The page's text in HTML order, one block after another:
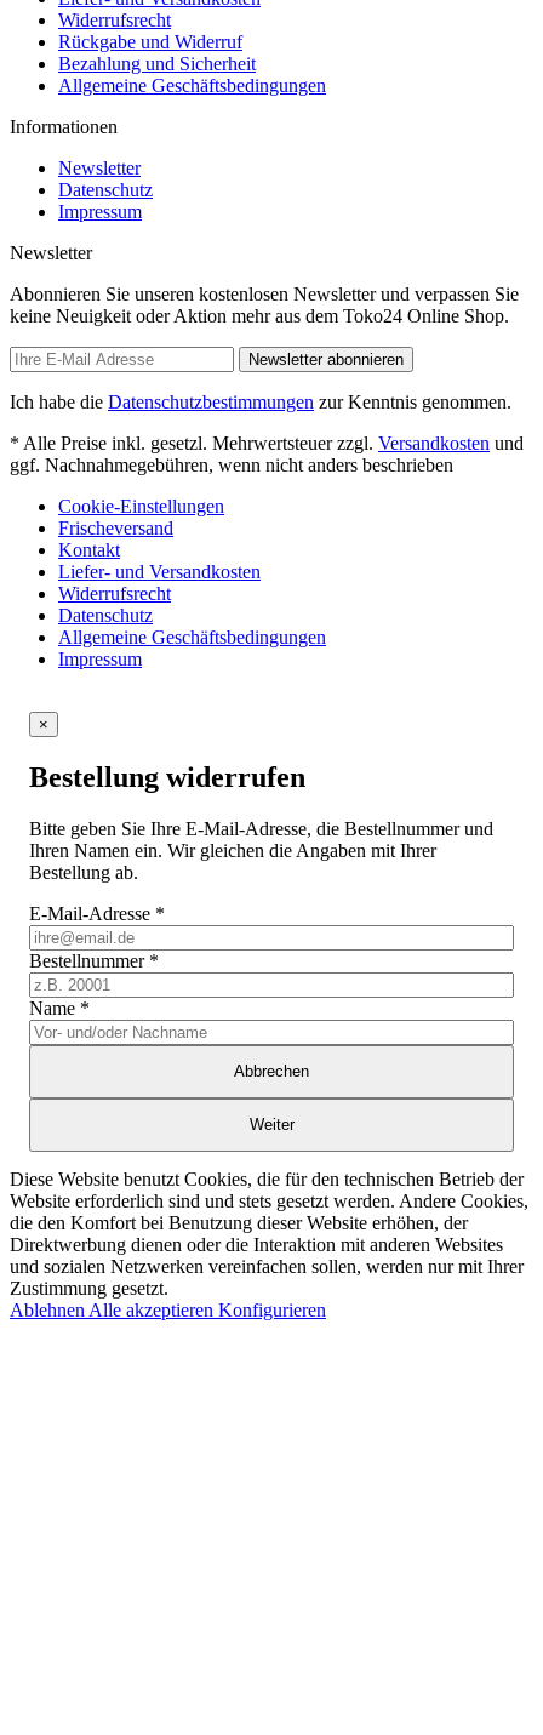
Widerrufsrecht
Rückgabe und Widerruf
Bezahlung und Sicherheit
Allgemeine Geschäftsbedingungen
Informationen
Newsletter
Datenschutz
Impressum
Newsletter
Abonnieren Sie unseren kostenlosen Newsletter und verpassen Sie
keine Neuigkeit oder Aktion mehr aus dem Toko24 Online Shop.
Newsletter abonnieren
Ich habe die Datenschutzbestimmungen zur Kenntnis genommen.
* Alle Preise inkl. gesetzl. Mehrwertsteuer zzgl. Versandkosten und
ggf. Nachnahmegebühren, wenn nicht anders beschrieben
Cookie-Einstellungen
Frischeversand
Kontakt
Liefer- und Versandkosten
Widerrufsrecht
Datenschutz
Allgemeine Geschäftsbedingungen
Impressum
×
Bestellung widerrufen
Bitte geben Sie Ihre E-Mail-Adresse, die Bestellnummer und
Ihren Namen ein. Wir gleichen die Angaben mit Ihrer
Bestellung ab.
E-Mail-Adresse *
Bestellnummer *
Name *
Abbrechen
Weiter
Diese Website benutzt Cookies, die für den technischen Betrieb der
Website erforderlich sind und stets gesetzt werden. Andere Cookies,
die den Komfort bei Benutzung dieser Website erhöhen, der
Direktwerbung dienen oder die Interaktion mit anderen Websites
und sozialen Netzwerken vereinfachen sollen, werden nur mit Ihrer
Zustimmung gesetzt.
Ablehnen Alle akzeptieren Konfigurieren